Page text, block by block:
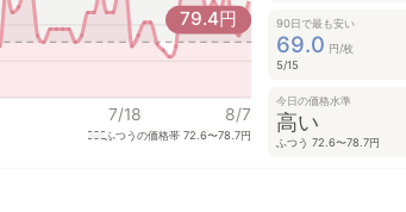
90日で最も安い
69.0 円/枚
5/15
今日の価格水準
高い
ふつう 72.6〜78.7円
7/18 8/7
79.4円
ふつうの価格帯72.6〜78.7円